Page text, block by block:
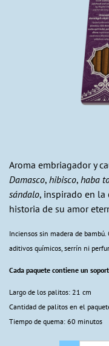
Aroma embriagador y
Damasco, hibisco, haba
sándalo, inspirado en la
historia de su amor
Inciensos sin madera de
aditivos químicos, serrín ni
Cada paquete contiene un
Largo de los palitos: 21 cm
Cantidad de palitos en el
Tiempo de quema: 60 minutos